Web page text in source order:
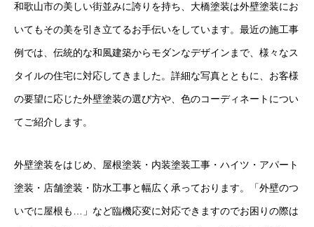
和歌山市の美しい街並みに誇りを持ち、大橋塗装は外壁塗装にお
いてもその美を引き立てるお手伝いをしています。最近の施工事
例では、伝統的な和風建築からモダンなデザインまで、様々なス
タイルの住宅に対応してきました。詳細な写真とともに、お客様
の要望に応じた外壁塗装の選び方や、色のコーディネートについ
てご紹介します。
外壁塗装をはじめ、屋根塗装・内装塗装工事・ハイツ・アパート
塗装・店舗塗装・防水工事と幅広く承っております。「外壁のつ
いでに屋根も…」など臨機応変に対応できますのでお困りの際は